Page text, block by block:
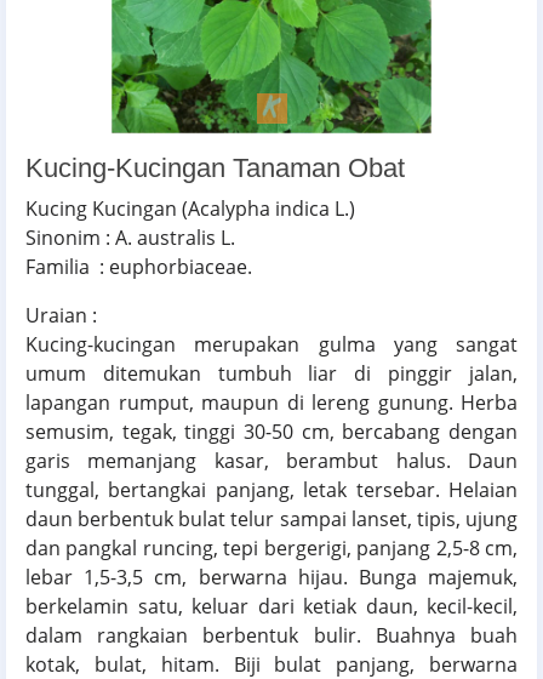
Kucing-Kucingan Tanaman Obat
Kucing Kucingan (Acalypha indica L.)
Sinonim : A. australis L.
Familia : euphorbiaceae.
Uraian :
Kucing-kucingan merupakan gulma yang sangat
umum ditemukan tumbuh liar di pinggir jalan,
lapangan rumput, maupun di lereng gunung. Herba
semusim, tegak, tinggi 30-50 cm, bercabang dengan
garis memanjang kasar, berambut halus. Daun
tunggal, bertangkai panjang, letak tersebar. Helaian
daun berbentuk bulat telur sampai lanset, tipis, ujung
dan pangkal runcing, tepi bergerigi, panjang 2,5-8 cm,
lebar 1,5-3,5 cm, berwarna hijau. Bunga majemuk,
berkelamin satu, keluar dari ketiak daun, kecil-kecil,
dalam rangkaian berbentuk bulir. Buahnya buah
kotak, bulat, hitam. Biji bulat panjang, berwarna